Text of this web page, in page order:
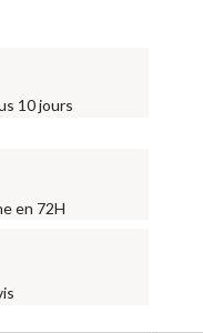
10 jours
en 72H